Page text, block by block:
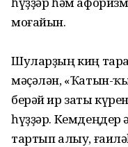
моғайын.
Шуларҙың киң
мәҫәлән, «Ҡатын-
берәй ир заты
һүҙҙәр. Кемдеңдер
тартып алыу,